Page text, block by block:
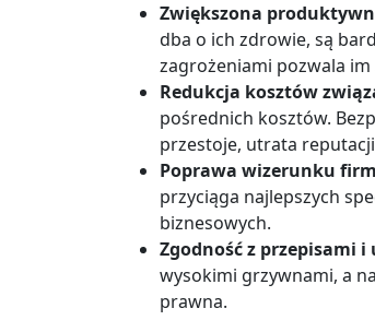
Zwiększona
dba o ich zdrowie, są
zagrożeniami pozwala
Redukcja kosztów
pośrednich kosztów.
przestoje, utrata
Poprawa wizerunku
przyciąga najlepszych
biznesowych.
Zgodność z przepisami
wysokimi grzywnami, a
prawna.